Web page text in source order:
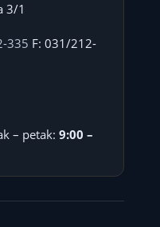
3/1
335 F: 031/212-
– petak: 9:00 –